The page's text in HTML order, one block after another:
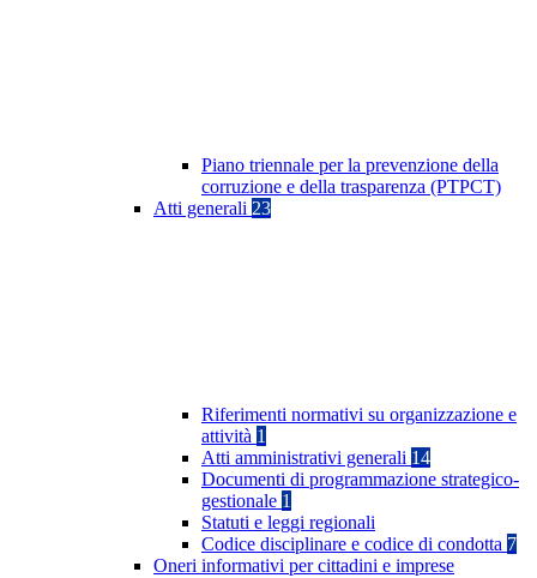
Piano triennale per la prevenzione della
corruzione e della trasparenza (PTPCT)
Atti generali 23
Riferimenti normativi su organizzazione e
attività 1
Atti amministrativi generali 14
Documenti di programmazione strategico-
gestionale 1
Statuti e leggi regionali
Codice disciplinare e codice di condotta 7
Oneri informativi per cittadini e imprese